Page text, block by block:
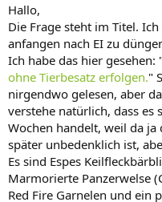
Hallo,
Die Frage steht im Titel.
anfangen nach EI zu
Ich habe das hier gesehen: "
ohne Tierbesatz erfolgen."
nirgendwo gelesen, aber
verstehe natürlich, dass es
Wochen handelt, weil da ja
später unbedenklich ist,
Es sind Espes
Marmorierte Panzerwelse
Red Fire Garnelen und ein